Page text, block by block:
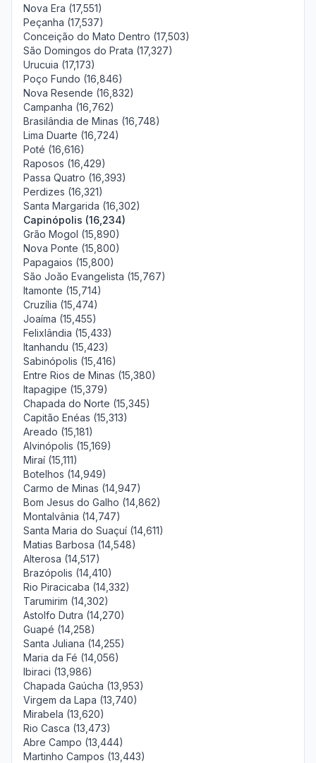
Nova Era (17,551)
Peçanha (17,537)
Conceição do Mato Dentro (17,503)
São Domingos do Prata (17,327)
Urucuia (17,173)
Poço Fundo (16,846)
Nova Resende (16,832)
Campanha (16,762)
Brasilândia de Minas (16,748)
Lima Duarte (16,724)
Poté (16,616)
Raposos (16,429)
Passa Quatro (16,393)
Perdizes (16,321)
Santa Margarida (16,302)
Capinópolis (16,234)
Grão Mogol (15,890)
Nova Ponte (15,800)
Papagaios (15,800)
São João Evangelista (15,767)
Itamonte (15,714)
Cruzília (15,474)
Joaíma (15,455)
Felixlândia (15,433)
Itanhandu (15,423)
Sabinópolis (15,416)
Entre Rios de Minas (15,380)
Itapagipe (15,379)
Chapada do Norte (15,345)
Capitão Enéas (15,313)
Areado (15,181)
Alvinópolis (15,169)
Miraí (15,111)
Botelhos (14,949)
Carmo de Minas (14,947)
Bom Jesus do Galho (14,862)
Montalvânia (14,747)
Santa Maria do Suaçuí (14,611)
Matias Barbosa (14,548)
Alterosa (14,517)
Brazópolis (14,410)
Rio Piracicaba (14,332)
Tarumirim (14,302)
Astolfo Dutra (14,270)
Guapé (14,258)
Santa Juliana (14,255)
Maria da Fé (14,056)
Ibiraci (13,986)
Chapada Gaúcha (13,953)
Virgem da Lapa (13,740)
Mirabela (13,620)
Rio Casca (13,473)
Abre Campo (13,444)
Martinho Campos (13,443)